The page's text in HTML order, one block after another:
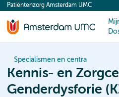
content
Patiëntenzorg Amsterdam UMC
Specialismen en centra
Kennis- en
Genderdysforie